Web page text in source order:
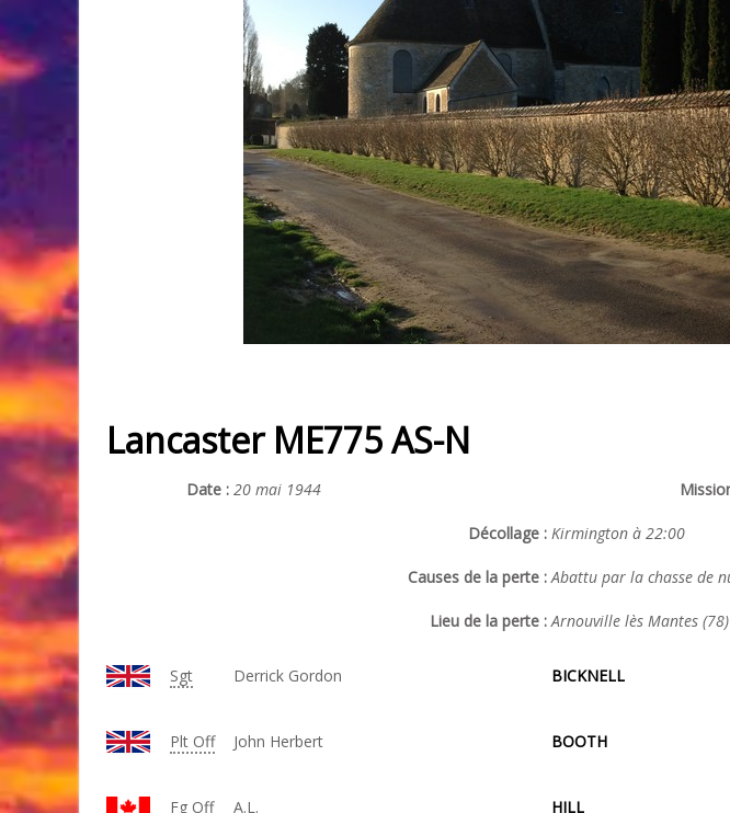
Lancaster ME775 AS-N
Date : 20 mai 1944
Décollage : Kirmington à 22:00
Causes de la perte :Abattu par la chasse de
Lieu de la perte :Arnouville lès Mantes (78)
Sgt Derrick Gordon BICKNELL
Plt Off John Herbert BOOTH
Fg Off A.L. HILL